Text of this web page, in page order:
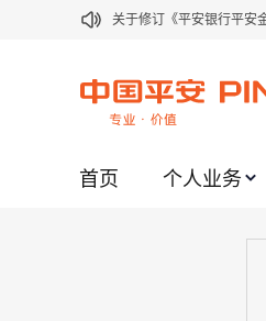
关于修订《平安银行平安
关于2021年劳动节期间
关于加强代理贵金属业务
关于进一步加强代理贵金
首页 个人业务